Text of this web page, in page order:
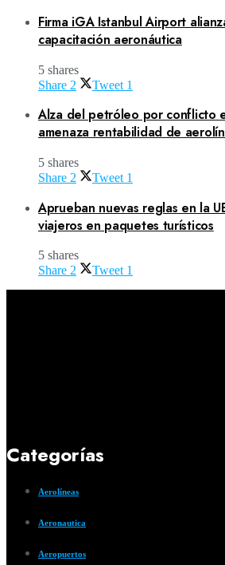
Firma iGA Istanbul Airport
capacitación aeronáutica
5 shares
Share 2 Tweet 1
Alza del petróleo por conflicto
amenaza rentabilidad de
5 shares
Share 2 Tweet 1
Aprueban nuevas reglas en la
viajeros en paquetes turísticos
5 shares
Share 2 Tweet 1
Categorías
Aerolíneas
Aeronautica
Aeropuertos